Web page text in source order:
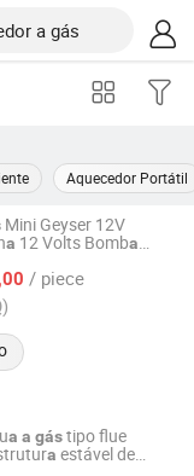
Aquecedor Portátil
Mini Geyser 12V
a 12 Volts Bomba
Aquecedor
/ piece
a a gástipo flue
a estável de